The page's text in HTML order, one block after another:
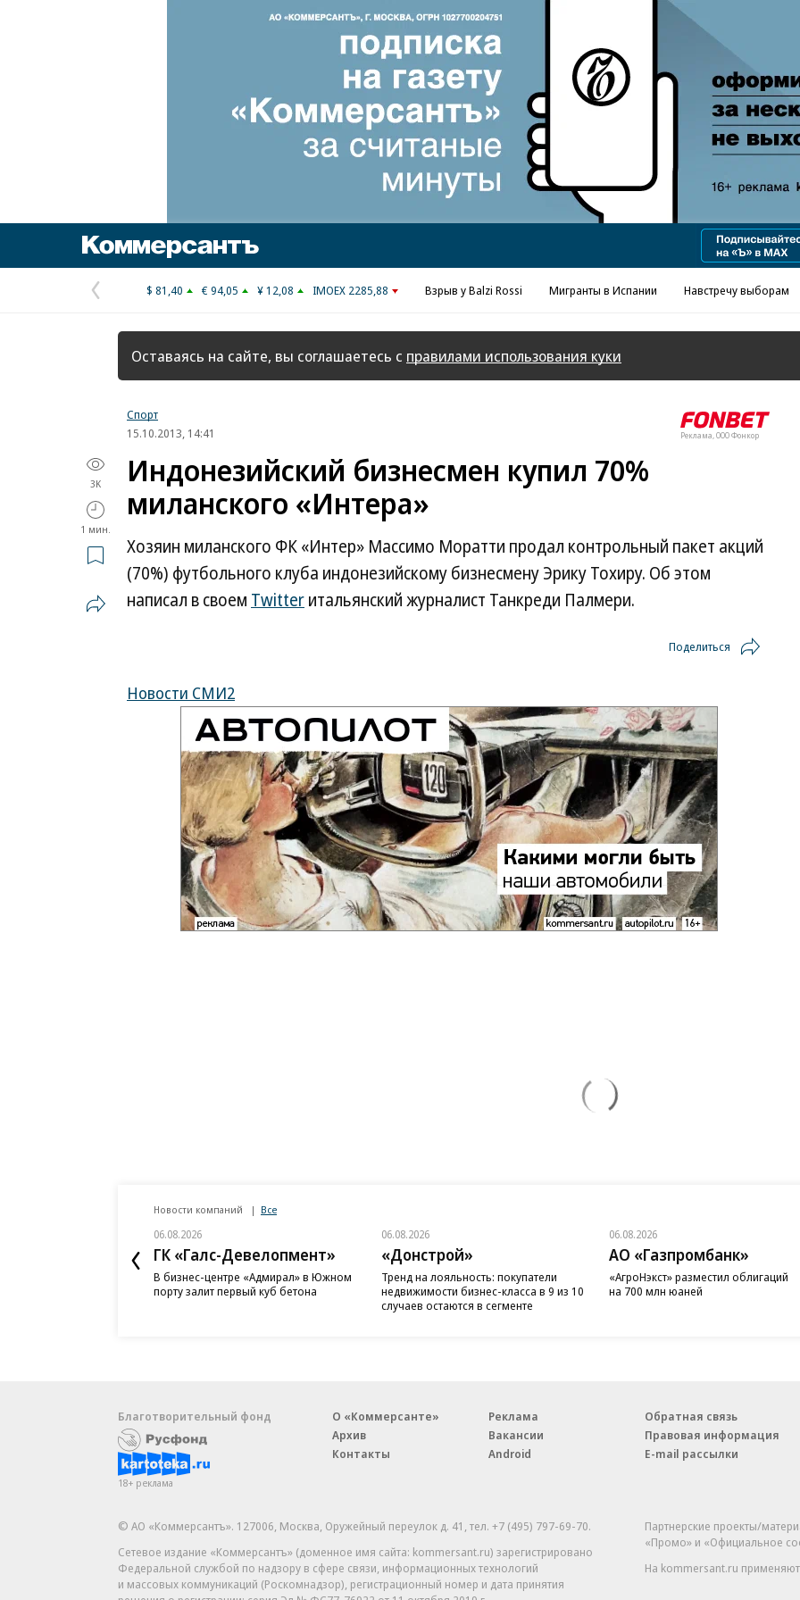
Реклама в «Ъ» www.kommersant.ru/ad
Предыдущая
страница
$ 81,40 € 94,05 ¥ 12,08 IMOEX 2285,88 Взрыв у Balzi Rossi Мигранты в Испании Навстречу выборам
Оставаясь на сайте, вы соглашаетесь с правилами использования куки
Реклама, ООО Фонкор
Спорт
15.10.2013, 14:41
3K
1 мин.
Индонезийский бизнесмен купил 70%
миланского «Интера»
Хозяин миланского ФК «Интер» Массимо Моратти продал контрольный пакет акций
(70%) футбольного клуба индонезийскому бизнесмену Эрику Тохиру. Об этом
написал в своем Twitterитальянский журналист Танкреди Палмери.
Поделиться
Новости СМИ2
Новости компаний Все
06.08.2026
ГК «Галс-Девелопмент»
В бизнес-центре «Адмирал» в Южном
порту залит первый куб бетона
06.08.2026
«Донстрой»
Тренд на лояльность: покупатели
недвижимости бизнес-класса в 9 из 10
случаев остаются в сегменте
06.08.2026
АО «Газпромбанк»
«АгроНэкст» разместил облигаций
на 700 млн юаней
Благотворительный фонд
18+ реклама
О «Коммерсанте»
Архив
Контакты
Реклама
Вакансии
Android
Обратная связь
Правовая информация
E-mail рассылки
© АО «Коммерсантъ». 127006, Москва, Оружейный переулок д. 41,тел. +7 (495) 797-69-70.
Сетевое издание «Коммерсантъ» (доменное имя сайта: kommersant.ru) зарегистрировано
Федеральной службой по надзору в сфере связи, информационных технологий
и массовых коммуникаций (Роскомнадзор), регистрационный номер и дата принятия
Партнерские проекты/
«Промо» и «Официальное
На kommersant.ru